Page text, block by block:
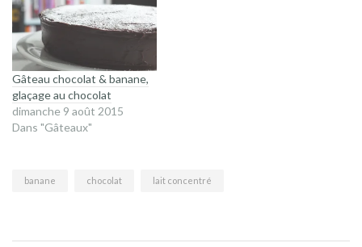
Gâteau chocolat & banane,
glaçage au chocolat
dimanche 9 août 2015
Dans "Gâteaux"
banane chocolat lait concentré